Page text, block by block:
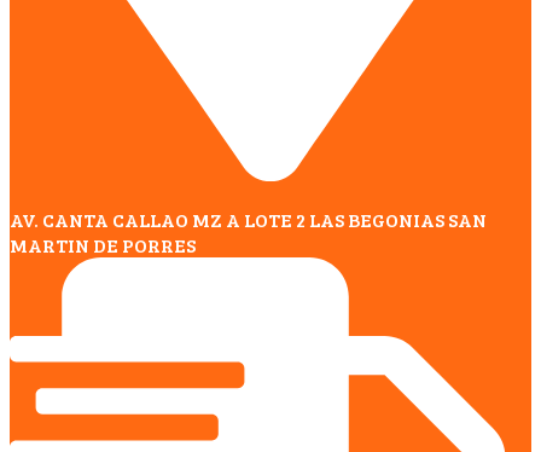
AV. CANTA CALLAO MZ A LOTE 2 LAS BEGONIAS SAN
MARTIN DE PORRES